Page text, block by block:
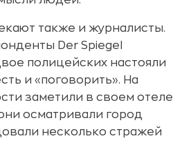
также и журналисты.
Der Spiegel
полицейских настояли
и «поговорить». На
заметили в своем отеле
осматривали город
несколько стражей